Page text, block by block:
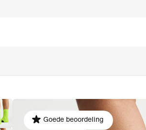
Goede beoordeling